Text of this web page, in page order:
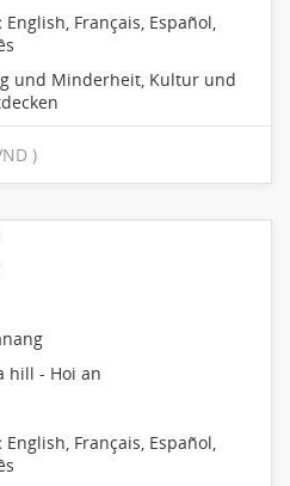
English, Français, Español,
und Minderheit, Kultur und
)
hill - Hoi an
English, Français, Español,